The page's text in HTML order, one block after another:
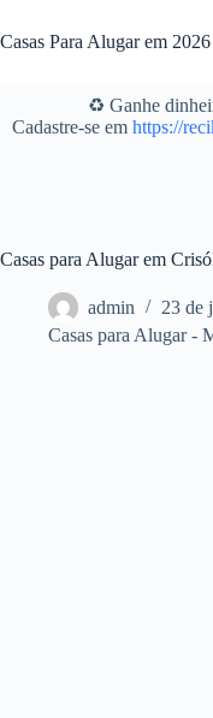
para
o
Casas Para Alugar em 2026
♻️ Ganhe
Cadastre-se em https://
Casas para Alugar em
admin
23 de
Casas para Alugar -